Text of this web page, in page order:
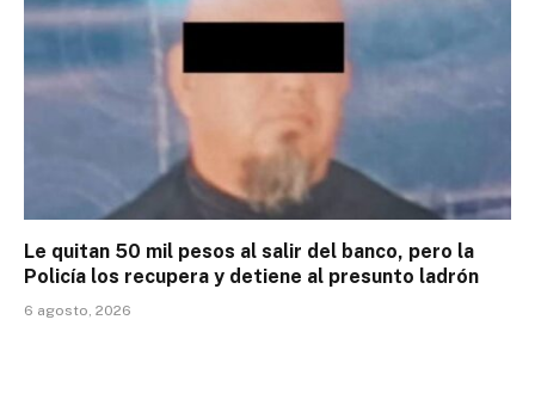
Le quitan 50 mil pesos al salir del banco, pero la
Policía los recupera y detiene al presunto ladrón
6 agosto, 2026